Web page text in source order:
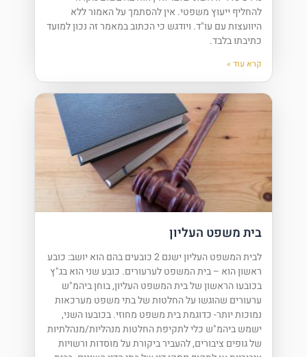
להחליף ייעוץ משפטי. אין להסתמך על האמור ללא
היוועצות עם עו"ד. ויודגש כי הכתוב במאמר זה נכון למועד
כתיבתו בלבד.
קרא עוד »
בית משפט העליון
לבית המשפט העליון ישנם 2 כובעים בהם הוא יושב: כובע
ראשון הוא – בית המשפט לערעורים. כובע שני הוא בג"ץ
בכובעו הראשון של בית המשפט העליון, בוחן ביהמ"ש
ערעורים שהוגשו על החלטות של בתי משפט מערכאות
נמוכות יותר- כדוגמת בית משפט מחוזי. בכובעו השני,
ישמש ביהמ"ש כלי לתקיפת החלטות מנהליות/מנהלתיות
של גופים ציבורים, להעביר ביקורת על מוסדות ורשויות